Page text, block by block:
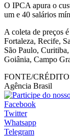
O IPCA apura o
um e 40 salários
A coleta de preços
Fortaleza, Recife,
São Paulo,
Goiânia, Campo
FONTE/
Agência Brasil
Facebook
Twitter
Whatsapp
Telegram